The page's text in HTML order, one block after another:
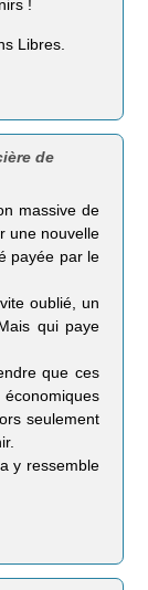
!
Libres.
de
massive de
une nouvelle
payée par le
oublié, un
qui paye
que ces
seulement
y ressemble